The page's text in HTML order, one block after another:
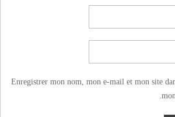
Enregistrer mon nom, mon e-mail et mon site